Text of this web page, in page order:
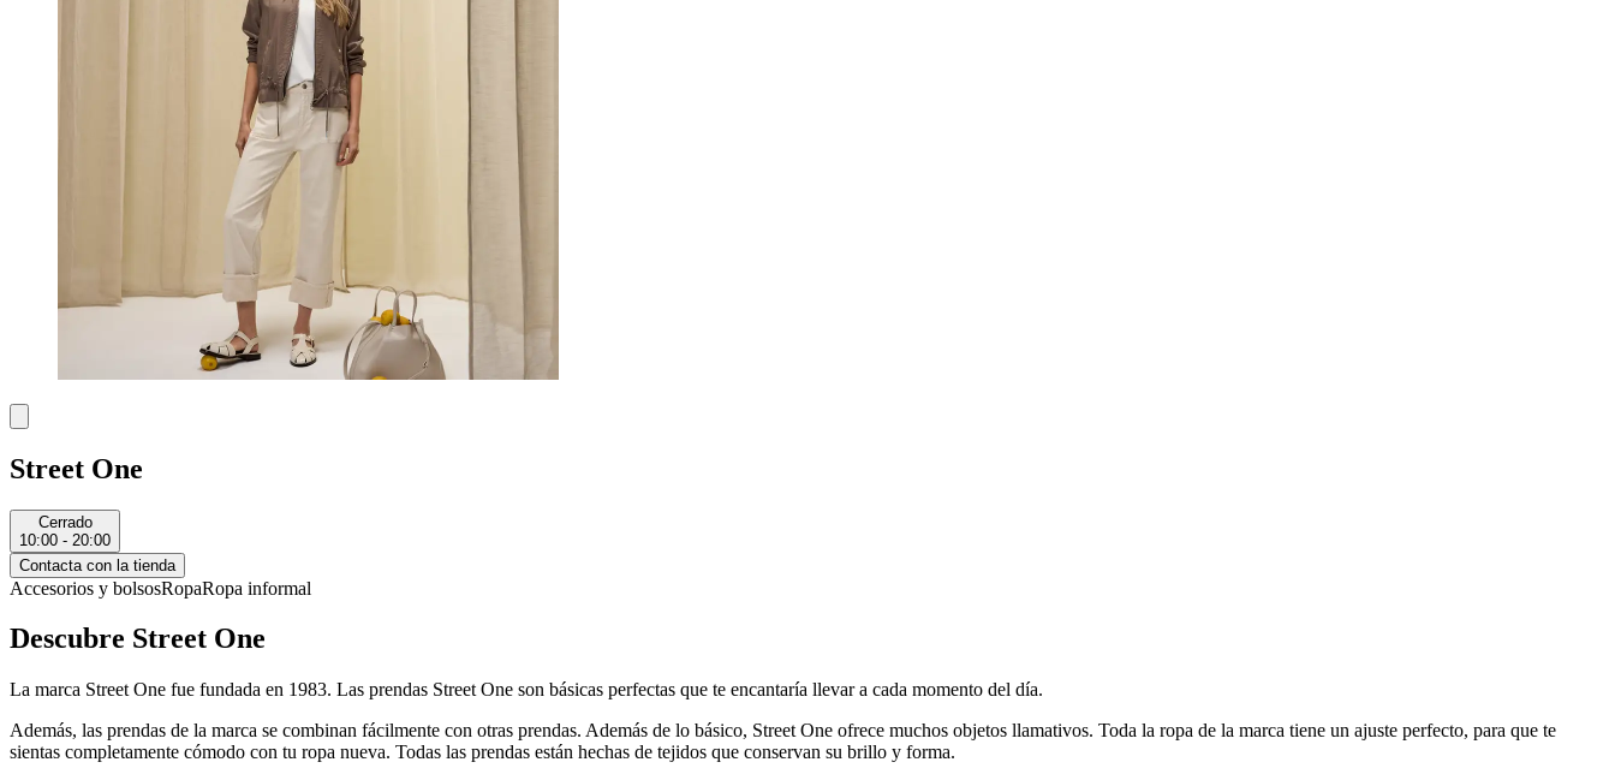
Street One
Cerrado
10:00 - 20:00
Contacta con la tienda
Accesorios y bolsosRopaRopa informal
Descubre Street One
La marca Street One fue fundada en 1983. Las prendas Street One son básicas perfectas que te encantaría llevar a cada momento del día.
Además, las prendas de la marca se combinan fácilmente con otras prendas. Además de lo básico, Street One ofrece muchos objetos llamativos. Toda la ropa de la marca tiene un ajuste perfecto, para que te
sientas completamente cómodo con tu ropa nueva. Todas las prendas están hechas de tejidos que conservan su brillo y forma.